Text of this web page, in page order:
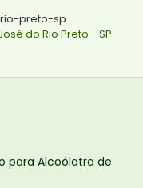
preto-sp
do Rio Preto - SP
para Alcoólatra de